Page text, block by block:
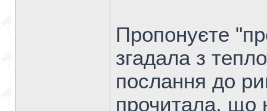
Пропонуєте
згадала з
послання до
прочитала, що